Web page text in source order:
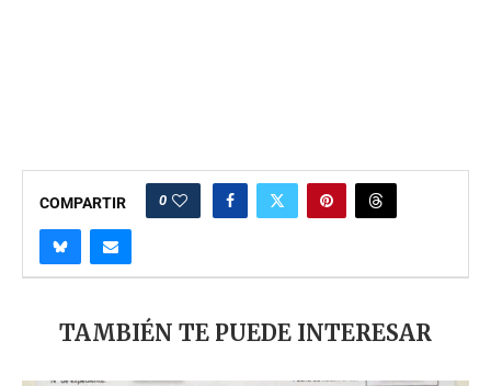
COMPARTIR 0
TAMBIÉN TE PUEDE INTERESAR